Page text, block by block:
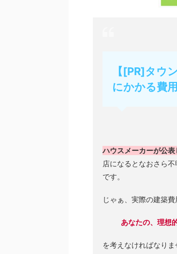
【[PR]タウ
にかかる費
ハウスメーカーが公
店になるとなおさら
です。
じゃぁ、実際の建築
あなたの、理想
を考えなければなりま